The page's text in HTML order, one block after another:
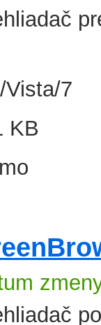
7
KB